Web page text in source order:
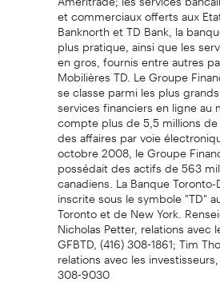
et commerciaux offerts aux
Banknorth et TD Bank, la
plus pratique, ainsi que les
en gros, fournis entre autres
Mobilières TD. Le Groupe
se classe parmi les plus
services financiers en ligne au
compte plus de 5,5 millions
des affaires par voie
octobre 2008, le Groupe
possédait des actifs de 563
canadiens. La Banque
inscrite sous le symbole "TD"
Toronto et de New York.
Nicholas Petter, relations avec
GFBTD, (416) 308-1861; Tim
relations avec les
308-9030